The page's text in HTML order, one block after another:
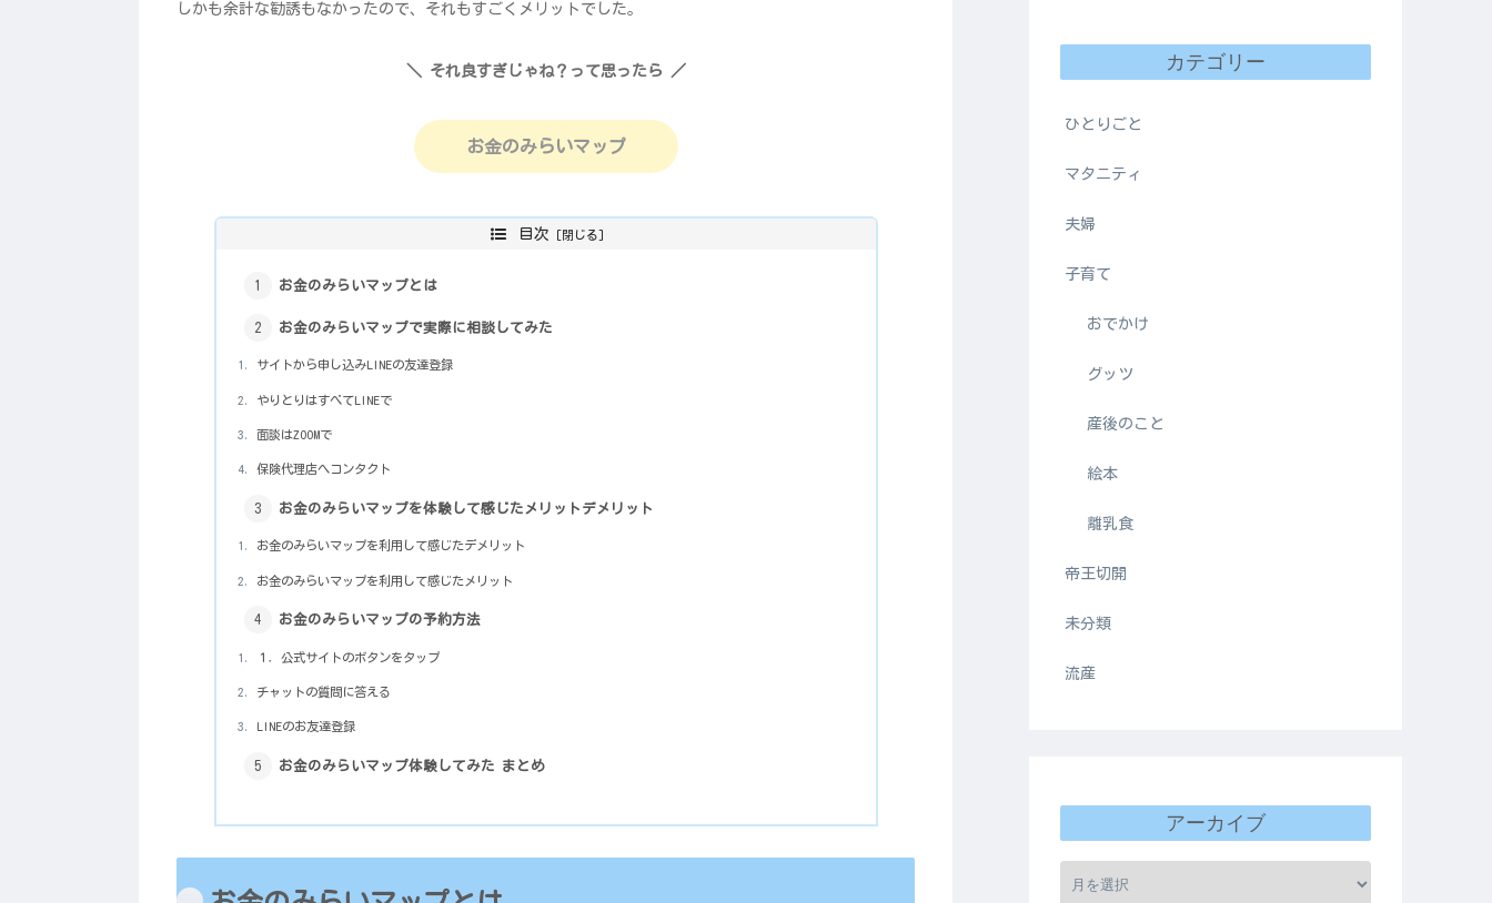
しかも余計な勧誘もなかったので、それもすごくメリットでした。
＼ それ良すぎじゃね？って思ったら ／
お金のみらいマップ
目次
お金のみらいマップとは
お金のみらいマップで実際に相談してみた
サイトから申し込みLINEの友達登録
やりとりはすべてLINEで
面談はZOOMで
保険代理店へコンタクト
お金のみらいマップを体験して感じたメリットデメリット
お金のみらいマップを利用して感じたデメリット
お金のみらいマップを利用して感じたメリット
お金のみらいマップの予約方法
１．公式サイトのボタンをタップ
チャットの質問に答える
LINEのお友達登録
お金のみらいマップ体験してみた まとめ
カテゴリー
ひとりごと
マタニティ
夫婦
子育て
おでかけ
グッツ
産後のこと
絵本
離乳食
帝王切開
未分類
流産
アーカイブ